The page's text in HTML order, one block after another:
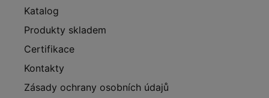
Katalog
Produkty skladem
Certifikace
Kontakty
Zásady ochrany osobních údajů